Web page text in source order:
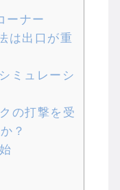
ーナー
は出口が重
ミュレーシ
の打撃を受
？